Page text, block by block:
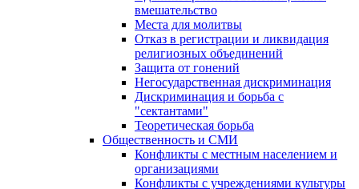
вмешательство
Места для молитвы
Отказ в регистрации и ликвидация
религиозных объединений
Защита от гонений
Негосударственная дискриминация
Дискриминация и борьба с
"сектантами"
Теоретическая борьба
Общественность и СМИ
Конфликты с местным населением и
организациями
Конфликты с учреждениями культуры